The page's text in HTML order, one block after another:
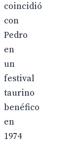
coincidió
con
Pedro
en
un
festival
taurino
benéfico
en
1974